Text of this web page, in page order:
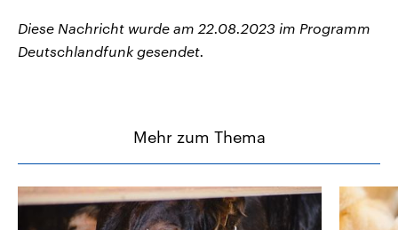
Diese Nachricht wurde am 22.08.2023 im Programm
Deutschlandfunk gesendet.
Mehr zum Thema